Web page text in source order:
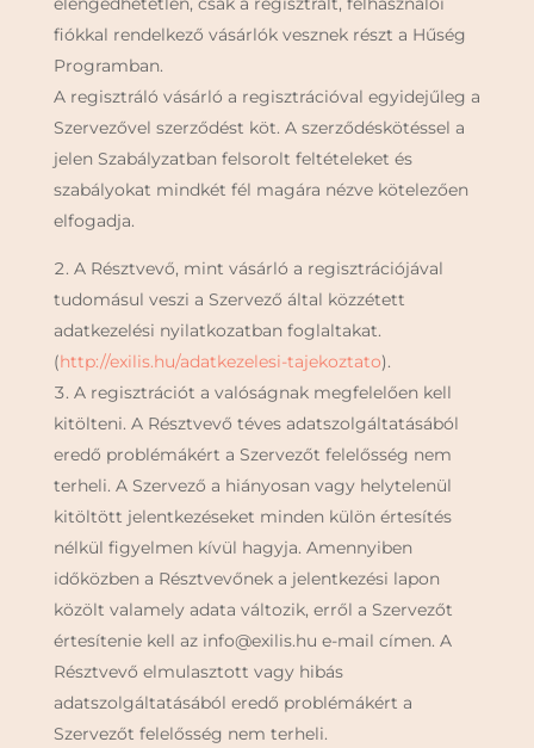
fiókkal rendelkező vásárlók vesznek részt a Hűség
Programban.
A regisztráló vásárló a regisztrációval egyidejűleg a
Szervezővel szerződést köt. A szerződéskötéssel a
jelen Szabályzatban felsorolt feltételeket és
szabályokat mindkét fél magára nézve kötelezően
elfogadja.
A Résztvevő, mint vásárló a regisztrációjával
tudomásul veszi a Szervező által közzétett
adatkezelési nyilatkozatban foglaltakat.
(http://exilis.hu/adatkezelesi-tajekoztato).
A regisztrációt a valóságnak megfelelően kell
kitölteni. A Résztvevő téves adatszolgáltatásából
eredő problémákért a Szervezőt felelősség nem
terheli. A Szervező a hiányosan vagy helytelenül
kitöltött jelentkezéseket minden külön értesítés
nélkül figyelmen kívül hagyja. Amennyiben
időközben a Résztvevőnek a jelentkezési lapon
közölt valamely adata változik, erről a Szervezőt
értesítenie kell az info@exilis.hu e-mail címen. A
Résztvevő elmulasztott vagy hibás
adatszolgáltatásából eredő problémákért a
Szervezőt felelősség nem terheli.